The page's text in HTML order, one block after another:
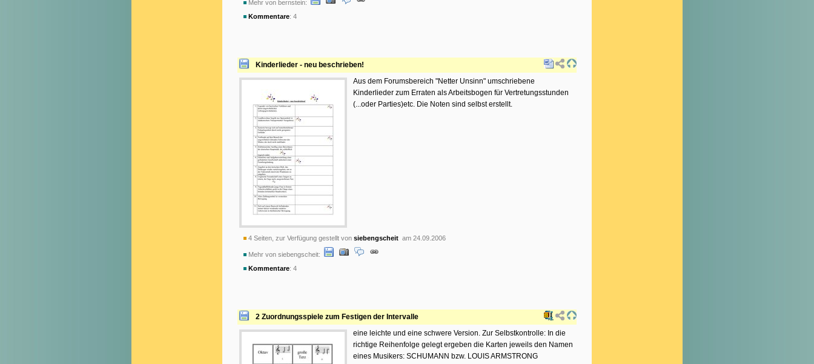
Mehr von bernstein:
Kommentare: 4
Kinderlieder - neu beschrieben!
Aus dem Forumsbereich "Netter Unsinn" umschriebene
Kinderlieder zum Erraten als Arbeitsbogen für Vertretungsstunden
(...oder Parties)etc. Die Noten sind selbst erstellt.
4 Seiten, zur Verfügung gestellt von siebengscheit am 24.09.2006
Mehr von siebengscheit:
Kommentare: 4
2 Zuordnungsspiele zum Festigen der Intervalle
eine leichte und eine schwere Version. Zur Selbstkontrolle: In die
richtige Reihenfolge gelegt ergeben die Karten jeweils den Namen
eines Musikers: SCHUMANN bzw. LOUIS ARMSTRONG